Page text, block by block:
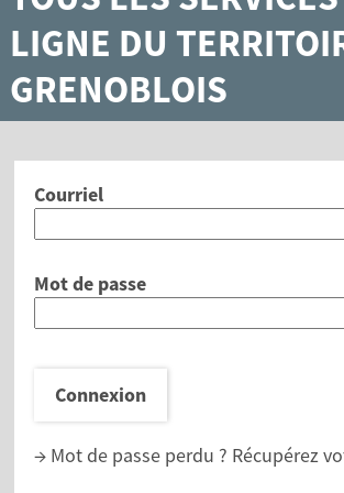
LIGNE DU
GRENOBLOIS
Courriel
Mot de passe
Connexion
→ Mot de passe perdu ? Récupérez